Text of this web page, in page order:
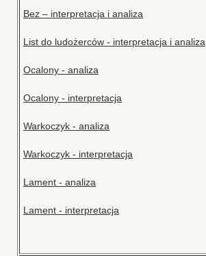
Bez – interpretacja i analiza
List do ludożerców - interpretacja i analiza
Ocalony - analiza
Ocalony - interpretacja
Warkoczyk - analiza
Warkoczyk - interpretacja
Lament - analiza
Lament - interpretacja